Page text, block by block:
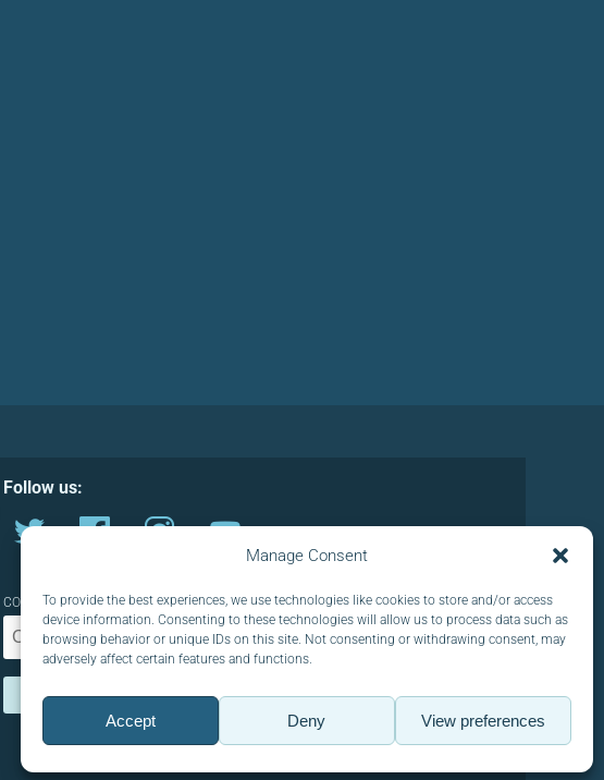
Manage Consent
To provide the best experiences, we use technologies like cookies to store and/or access
device information. Consenting to these technologies will allow us to process data such as
browsing behavior or unique IDs on this site. Not consenting or withdrawing consent, may
adversely affect certain features and functions.
Accept Deny View preferences
Follow us:
CORREO ELECTRÓNICO :